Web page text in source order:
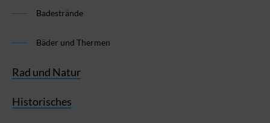
Badestrände
Bäder und Thermen
Rad und Natur
Historisches